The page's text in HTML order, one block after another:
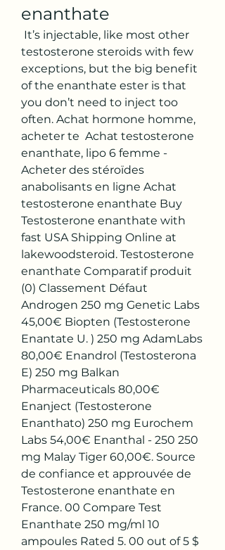
enanthate
testosterone steroids with few
exceptions, but the big benefit
of the enanthate ester is that
you don’t need to inject too
often. Achat hormone homme,
acheter te  Achat testosterone
enanthate, lipo 6 femme -
Acheter des stéroïdes
anabolisants en ligne Achat
testosterone enanthate Buy
Testosterone enanthate with
fast USA Shipping Online at
lakewoodsteroid. Testosterone
enanthate Comparatif produit
(0) Classement Défaut
Androgen 250 mg Genetic Labs
45,00€ Biopten (Testosterone
Enantate U. ) 250 mg AdamLabs
80,00€ Enandrol (Testosterona
E) 250 mg Balkan
Pharmaceuticals 80,00€
Enanject (Testosterone
Enanthato) 250 mg Eurochem
Labs 54,00€ Enanthal - 250 250
mg Malay Tiger 60,00€. Source
de confiance et approuvée de
Testosterone enanthate en
France. 00 Compare Test
Enanthate 250 mg/ml 10
ampoules Rated 5. 00 out of 5 $